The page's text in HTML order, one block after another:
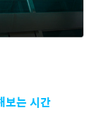
보는 시간